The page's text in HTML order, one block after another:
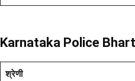
Karnataka Police
श्रेणी